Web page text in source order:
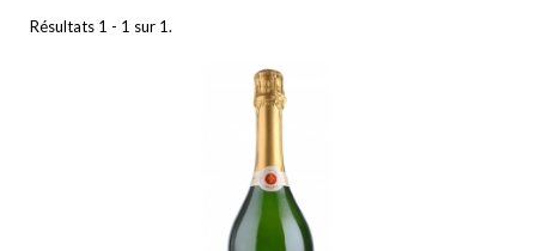
Résultats 1 - 1 sur 1.